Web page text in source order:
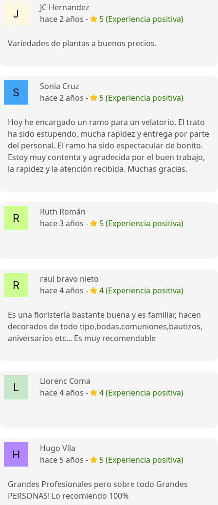
JC Hernandez
hace 2 años -
5 (Experiencia positiva)
Variedades de plantas a buenos precios.
Sonia Cruz
hace 2 años -
5 (Experiencia positiva)
Hoy he encargado un ramo para un velatorio. El trato
ha sido estupendo, mucha rapidez y entrega por parte
del personal. El ramo ha sido espectacular de bonito.
Estoy muy contenta y agradecida por el buen trabajo,
la rapidez y la atención recibida. Muchas gracias.
Ruth Román
hace 3 años -
5 (Experiencia positiva)
raul bravo nieto
hace 4 años -
4 (Experiencia positiva)
Es una floristería bastante buena y es familiar, hacen
decorados de todo tipo,bodas,comuniones,bautizos,
aniversarios etc... Es muy recomendable
Llorenc Coma
hace 4 años -
4 (Experiencia positiva)
Hugo Vila
hace 5 años -
5 (Experiencia positiva)
Grandes Profesionales pero sobre todo Grandes
PERSONAS! Lo recomiendo 100%